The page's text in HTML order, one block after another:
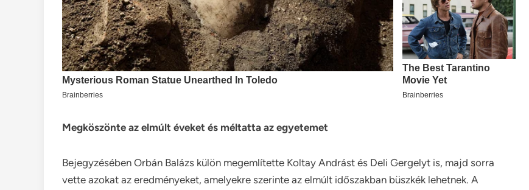
Megköszönte az elmúlt éveket és méltatta az egyetemet
Bejegyzésében Orbán Balázs külön megemlítette Koltay Andrást és Deli Gergelyt is, majd sorra
vette azokat az eredményeket, amelyekre szerinte az elmúlt időszakban büszkék lehetnek. A